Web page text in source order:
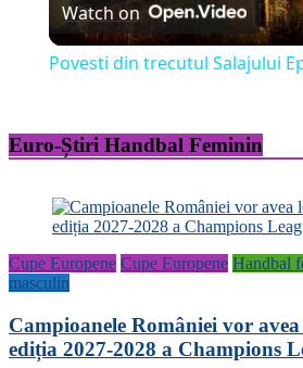
Watch on
Povesti din trecutul Salajului
Euro-Știri Handbal Feminin
Cupe Europene Cupe Europene Handbal
masculin
Campioanele României vor
ediția 2027-2028 a Champions